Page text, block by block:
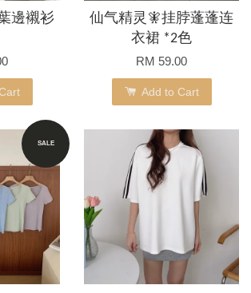
邊襯衫
仙气精灵🧚挂脖蓬蓬连
衣裙 *2色
RM 59.00
Add to Cart
SALE